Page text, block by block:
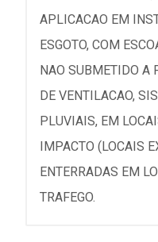
APLICACAO EM
ESGOTO, COM
NAO SUBMETIDO A
DE VENTILACAO,
PLUVIAIS, EM
IMPACTO (LOCAIS
ENTERRADAS EM
TRAFEGO.